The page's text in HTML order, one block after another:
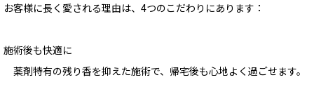
お客様に長く愛される理由は、4つのこだわりにあります：
施術後も快適に
薬剤特有の残り香を抑えた施術で、帰宅後も心地よく過ごせます。